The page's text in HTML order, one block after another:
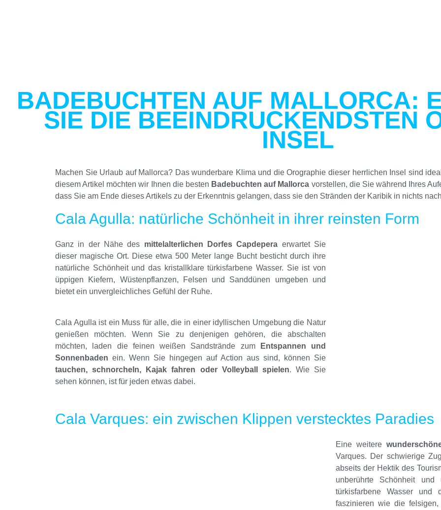
BADEBUCHTEN AUF MALLORCA:
SIE DIE BEEINDRUCKENDSTEN
INSEL
Machen Sie Urlaub auf Mallorca? Das wunderbare Klima und die Orographie dieser herrlichen Insel sind
diesem Artikel möchten wir Ihnen die besten Badebuchten auf Mallorca vorstellen, die Sie während Ihres
dass Sie am Ende dieses Artikels zu der Erkenntnis gelangen, dass sie den Stränden der Karibik in nichts
Cala Agulla: natürliche Schönheit in ihrer reinsten Form
Ganz in der Nähe des mittelalterlichen Dorfes Capdepera erwartet Sie
dieser magische Ort. Diese etwa 500 Meter lange Bucht besticht durch ihre
natürliche Schönheit und das kristallklare türkisfarbene Wasser. Sie ist von
üppigen Kiefern, Wüstenpflanzen, Felsen und Sanddünen umgeben und
bietet ein unvergleichliches Gefühl der Ruhe.
Cala Agulla ist ein Muss für alle, die in einer idyllischen Umgebung die Natur
genießen möchten. Wenn Sie zu denjenigen gehören, die abschalten
möchten, laden die feinen weißen Sandstrände zum
Entspannen und
Sonnenbaden ein. Wenn Sie hingegen auf Action aus sind, können Sie
tauchen, schnorcheln, Kajak fahren oder Volleyball spielen. Wie Sie
sehen können, ist für jeden etwas dabei.
Cala Varques: ein zwischen Klippen verstecktes Paradies
Eine weitere
Varques. Der schwierige
abseits der Hektik des
unberührte Schönheit und
türkisfarbene Wasser
faszinieren wie die